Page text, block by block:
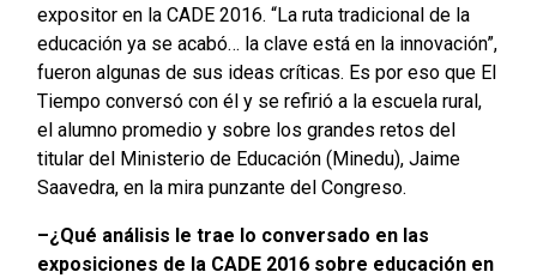
expositor en la CADE 2016. “La ruta tradicional de la
educación ya se acabó… la clave está en la innovación”,
fueron algunas de sus ideas críticas. Es por eso que El
Tiempo conversó con él y se refirió a la escuela rural,
el alumno promedio y sobre los grandes retos del
titular del Ministerio de Educación (Minedu), Jaime
Saavedra, en la mira punzante del Congreso.
–¿Qué análisis le trae lo conversado en las
exposiciones de la CADE 2016 sobre educación en